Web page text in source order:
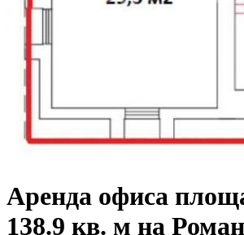
Аренда офиса
138.9 кв. м на